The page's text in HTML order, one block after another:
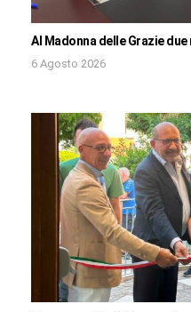
Al Madonna delle Grazie
6 Agosto 2026